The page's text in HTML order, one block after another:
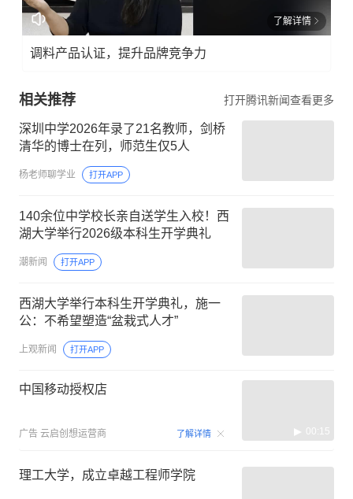
了解详情
调料产品认证，提升品牌竞争力
相关推荐 打开腾讯新闻查看更多
深圳中学2026年录了21名教师，剑桥
清华的博士在列，师范生仅5人
杨老师聊学业 打开APP
140余位中学校长亲自送学生入校！西
湖大学举行2026级本科生开学典礼
潮新闻 打开APP
西湖大学举行本科生开学典礼，施一
公：不希望塑造“盆栽式人才”
上观新闻 打开APP
中国移动授权店
广告 云启创想运营商 了解详情 00:15
理工大学，成立卓越工程师学院